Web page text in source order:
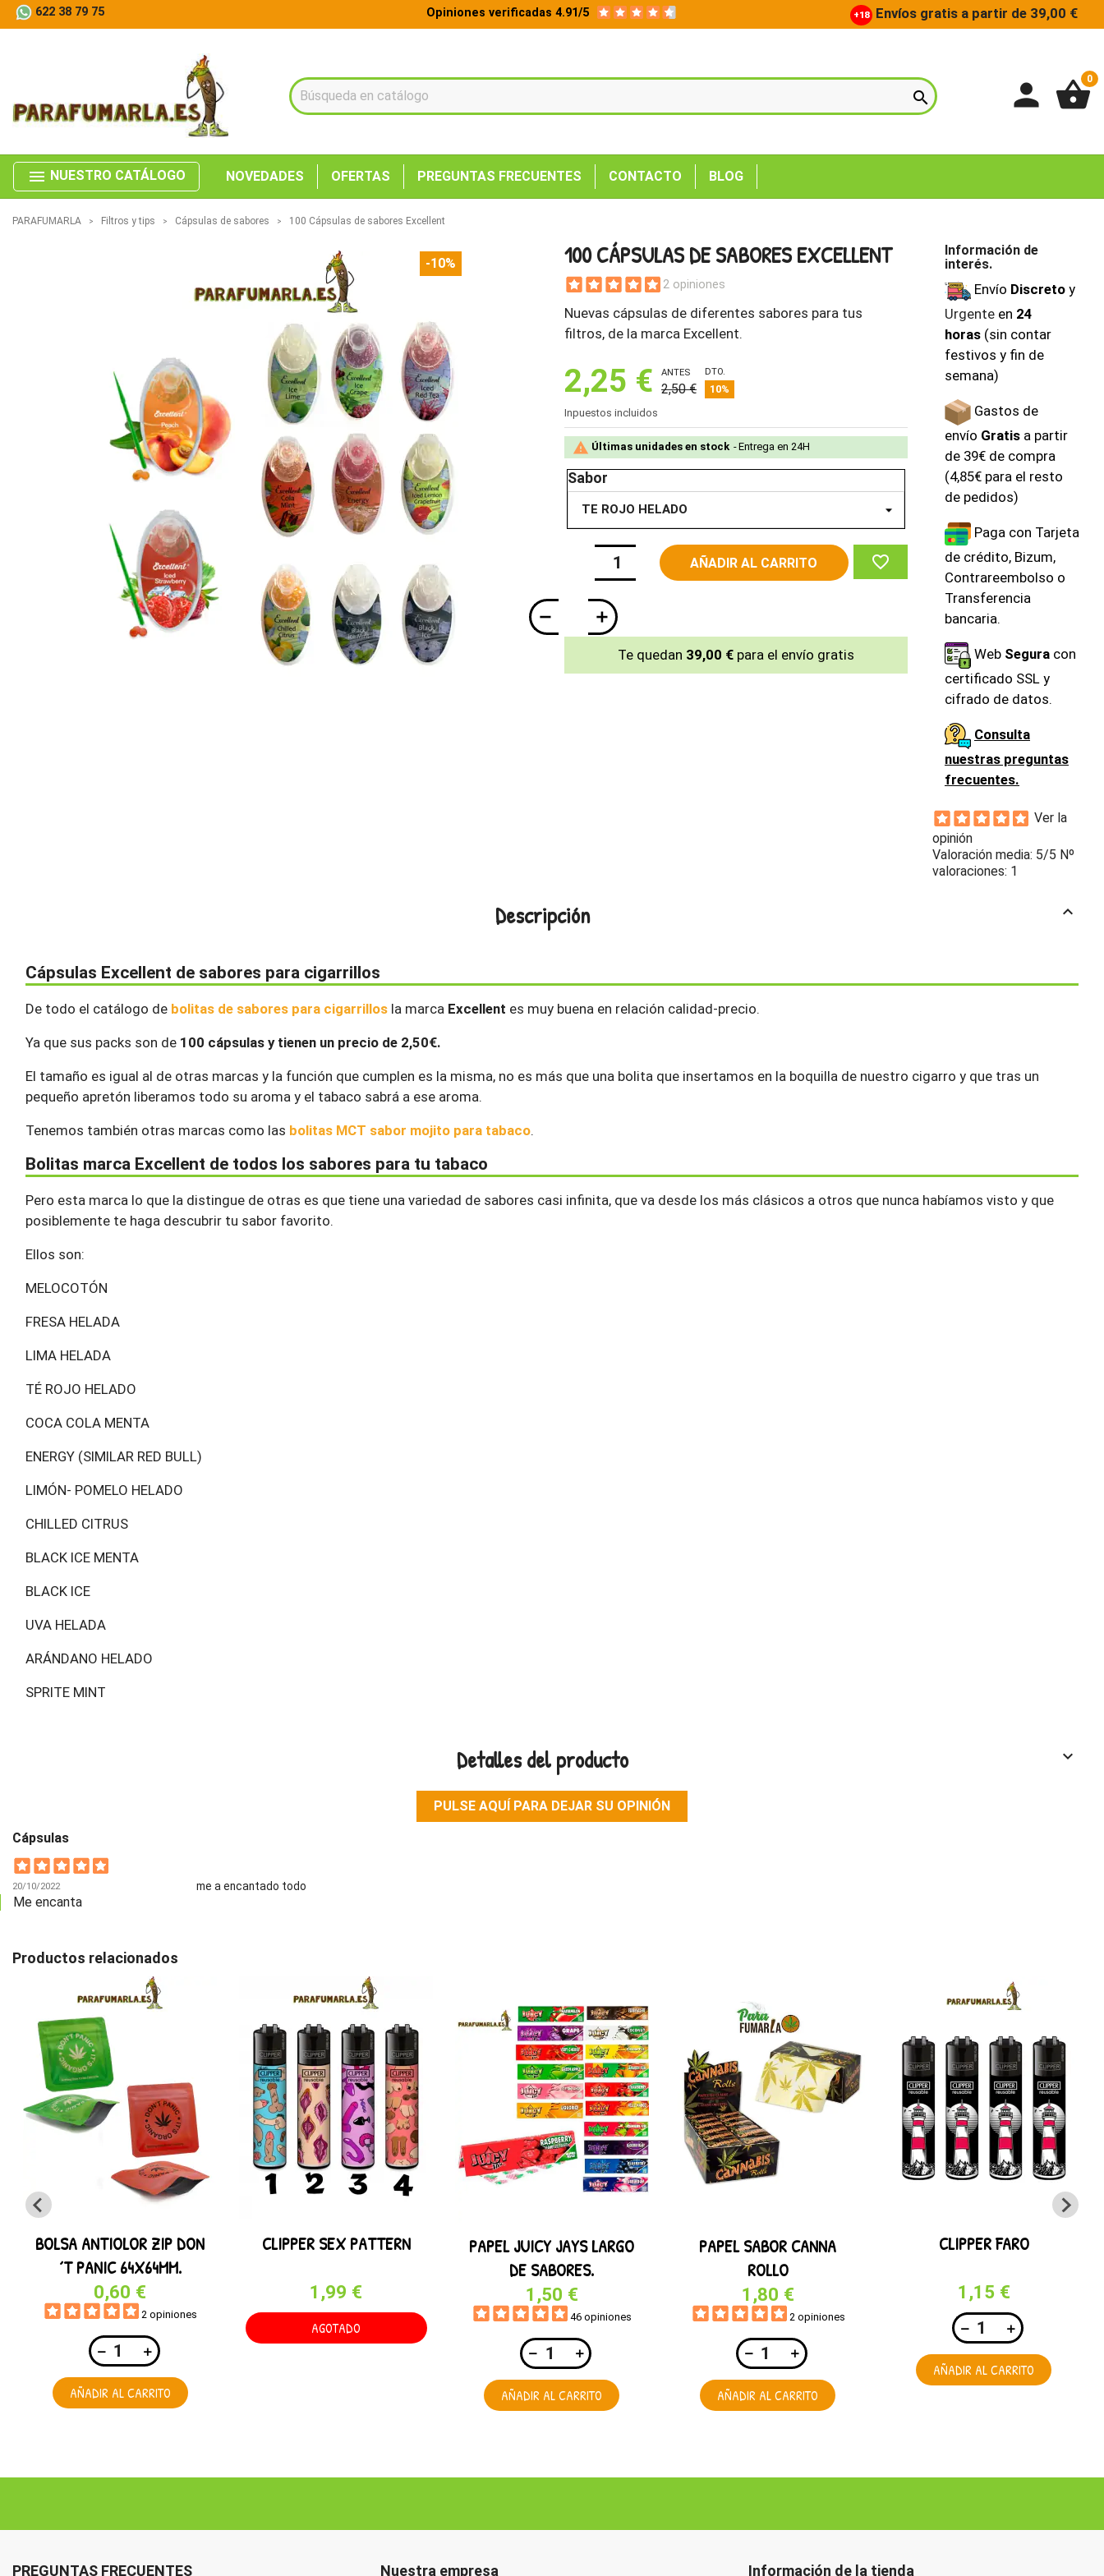
622 38 79 75 Opiniones verificadas 4.91/5 +18 Envíos gratis a partir de 39,00 €
 person shopping_basket
0
menu NUESTRO CATÁLOGO NOVEDADES OFERTAS PREGUNTAS FRECUENTES CONTACTO BLOG
PARAFUMARLA Filtros y tips Cápsulas de sabores 100 Cápsulas de sabores Excellent
-10% 100 CÁPSULAS DE SABORES EXCELLENT
2 opiniones
Nuevas cápsulas de diferentes sabores para tus
filtros, de la marca Excellent.
2,25 € ANTES
2,50 €
DTO.
10%
Inpuestos incluidos
 Últimas unidades en stock Entrega en 24H
Sabor
AÑADIR AL CARRITO favorite_border
Te quedan 39,00 €para el envío gratis
Información de
interés.
Envío Discretoy
Urgenteen 24
horas(sin contar
festivos y fin de
semana)
Gastos de
envío Gratisa partir
de 39€ de compra
(4,85€ para el resto
de pedidos)
Paga con Tarjeta
de crédito, Bizum,
Contrareembolso o
Transferencia
bancaria.
Web Seguracon
certificado SSL y
cifrado de datos.
Consulta
nuestras preguntas
frecuentes.
Ver la
opinión
Valoración media: 5/5 Nº
valoraciones: 1
Descripción keyboard_arrow_up
Cápsulas Excellent de sabores para cigarrillos
De todo el catálogo de bolitas de sabores para cigarrillos la marca Excellent es muy buena en relación calidad-precio.
Ya que sus packs son de 100 cápsulas y tienen un precio de 2,50€.
El tamaño es igual al de otras marcas y la función que cumplen es la misma, no es más que una bolita que insertamos en la boquilla de nuestro cigarro y que tras un
pequeño apretón liberamos todo su aroma y el tabaco sabrá a ese aroma.
Tenemos también otras marcas como las bolitas MCT sabor mojito para tabaco.
Bolitas marca Excellent de todos los sabores para tu tabaco
Pero esta marca lo que la distingue de otras es que tiene una variedad de sabores casi infinita, que va desde los más clásicos a otros que nunca habíamos visto y que
posiblemente te haga descubrir tu sabor favorito.
Ellos son:
MELOCOTÓN
FRESA HELADA
LIMA HELADA
TÉ ROJO HELADO
COCA COLA MENTA
ENERGY (SIMILAR RED BULL)
LIMÓN- POMELO HELADO
CHILLED CITRUS
BLACK ICE MENTA
BLACK ICE
UVA HELADA
ARÁNDANO HELADO
SPRITE MINT
Detalles del producto keyboard_arrow_down
PULSE AQUÍ PARA DEJAR SU OPINIÓN
Cápsulas
20/10/2022 me a encantado todo
Me encanta
Productos relacionados
BOLSA ANTIOLOR ZIP DON
´T PANIC 64X64MM.
0,60 €
2 opiniones
AÑADIR AL CARRITO
CLIPPER SEX PATTERN
1,99 €
AGOTADO
PAPEL JUICY JAYS LARGO
DE SABORES.
1,50 €
46 opiniones
AÑADIR AL CARRITO
PAPEL SABOR CANNA
ROLLO
1,80 €
2 opiniones
AÑADIR AL CARRITO
CLIPPER FARO
1,15 €
AÑADIR AL CARRITO
PREGUNTAS FRECUENTES Nuestra empresa Información de la tienda